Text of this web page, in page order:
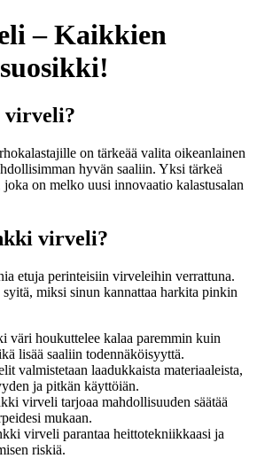
– Kaikkien
virveli?
on tärkeää valita oikeanlainen
hyvän saaliin. Yksi tärkeä
on melko uusi innovaatio kalastusalan
virveli?
etuja perinteisiin virveleihin verrattuna.
miksi sinun kannattaa harkita pinkin
väri houkuttelee kalaa paremmin kuin
lisää saaliin todennäköisyyttä.
valmistetaan laadukkaista materiaaleista,
ja pitkän käyttöiän.
virveli tarjoaa mahdollisuuden säätää
mukaan.
virveli parantaa heittotekniikkaasi ja
riskiä.